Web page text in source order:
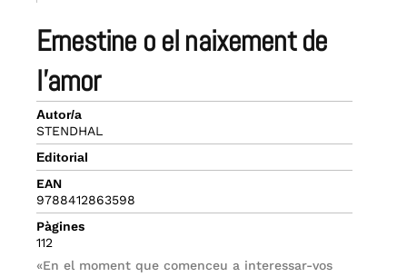
ernestine o el naixement de
l’amor
Autor/a
STENDHAL
Editorial
EAN
9788412863598
Pàgines
112
«En el moment que comenceu a interessar-vos